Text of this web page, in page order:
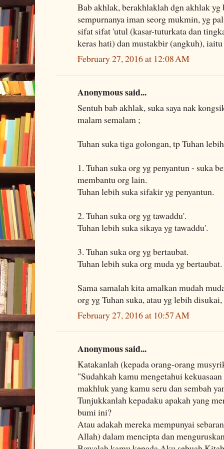
Bab akhlak, berakhlaklah dgn akhlak
sempurnanya iman seorg mukmin, yg
sifat sifat 'utul (kasar-tuturkata dan
keras hati) dan mustakbir (angkuh),
February 27, 2016 at 12:08 AM
Anonymous said...
Sentuh bab akhlak, suka saya nak
malam semalam ;
Tuhan suka tiga golongan, tp Tuhan
1. Tuhan suka org yg penyantun - suka
membantu org lain.
Tuhan lebih suka sifakir yg penyantun.
2. Tuhan suka org yg tawaddu'.
Tuhan lebih suka sikaya yg tawaddu'.
3. Tuhan suka org yg bertaubat.
Tuhan lebih suka org muda yg bertaubat.
Sama samalah kita amalkan mudah
org yg Tuhan suka, atau yg lebih
February 27, 2016 at 10:57 AM
Anonymous said...
Katakanlah (kepada orang-orang
"Sudahkah kamu mengetahui
makhluk yang kamu seru dan sembah
Tunjukkanlah kepadaku apakah yang
bumi ini?
Atau adakah mereka mempunyai
Allah) dalam mencipta dan